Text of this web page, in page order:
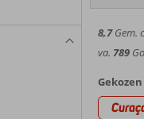
in
De
dan
8,7Gem.
va. 789